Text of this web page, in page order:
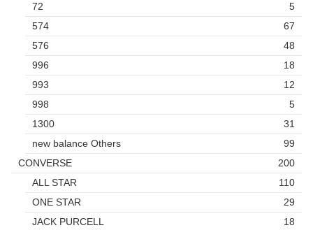
72
5
574
67
576
48
996
18
993
12
998
5
1300
31
new balance Others
99
CONVERSE
200
ALL STAR
110
ONE STAR
29
JACK PURCELL
18